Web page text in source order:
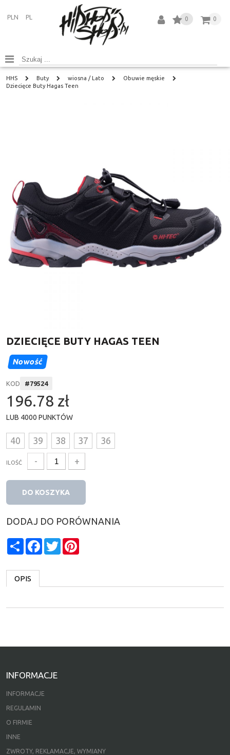
PLN PL 0
0
HHS Buty wiosna / Lato
Obuwie męskie
Dziecięce Buty Hagas Teen
DZIECIĘCE BUTY HAGAS TEEN
Nowość
KOD #79524
196.78 zł
LUB 4000 PUNKTÓW
40 39 38 37 36
ILOŚĆ - +
DO KOSZYKA
DODAJ DO PORÓWNANIA
ShareFacebook
Twitter
OPIS
INFORMACJE
INFORMACJE
REGULAMIN
O FIRMIE
INNE
ZWROTY, REKLAMACJE, WYMIANY